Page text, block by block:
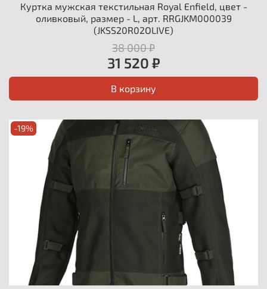
Куртка мужская текстильная Royal Enfield, цвет -
оливковый, размер - L, арт. RRGJKM000039
(JKSS20R02OLIVE)
38 000 ₽
31 520 ₽
В корзину
-19%